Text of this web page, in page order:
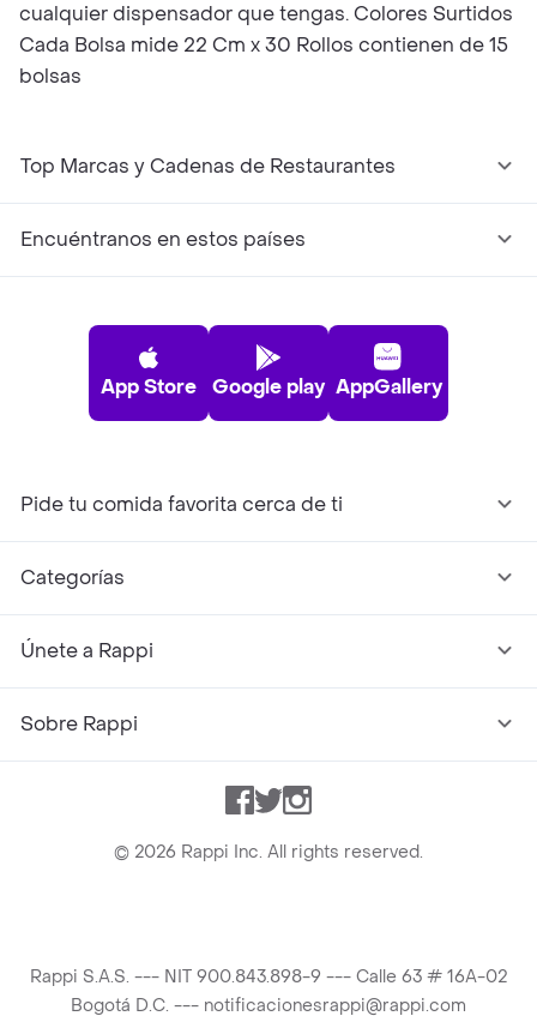
cualquier dispensador que tengas. Colores Surtidos
Cada Bolsa mide 22 Cm x 30 Rollos contienen de 15
bolsas
Top Marcas y Cadenas de Restaurantes
Encuéntranos en estos países
App Store Google play AppGallery
Pide tu comida favorita cerca de ti
Categorías
Únete a Rappi
Sobre Rappi
Facebook
TwitterInstagram
© 2026 Rappi Inc. All rights reserved.
Rappi S.A.S. --- NIT 900.843.898-9 --- Calle 63 # 16A-02
Bogotá D.C. --- notificacionesrappi@rappi.com